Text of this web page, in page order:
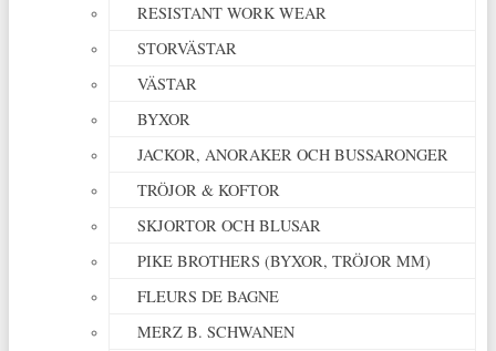
RESISTANT WORK WEAR
STORVÄSTAR
VÄSTAR
BYXOR
JACKOR, ANORAKER OCH BUSSARONGER
TRÖJOR & KOFTOR
SKJORTOR OCH BLUSAR
PIKE BROTHERS (BYXOR, TRÖJOR MM)
FLEURS DE BAGNE
MERZ B. SCHWANEN